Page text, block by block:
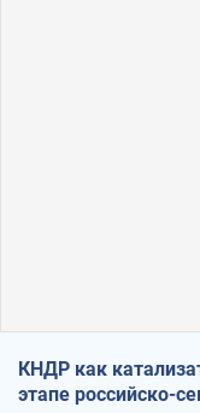
КНДР как
этапе российско-